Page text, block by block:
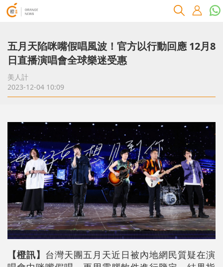
五月天陷咪嘴假唱風波！官方以行動回應 12月8
日直播演唱會全球樂迷受惠
美人計
2023-12-04 10:09
【橙訊】 台灣天團五月天近日被內地網民質疑在演